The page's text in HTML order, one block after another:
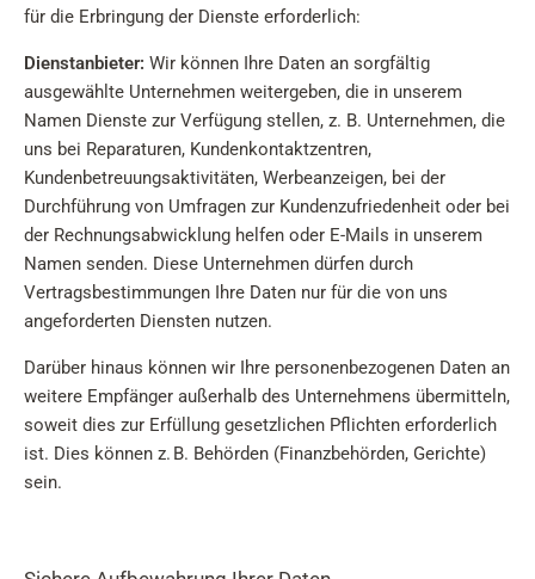
für die Erbringung der Dienste erforderlich:
Dienstanbieter: Wir können Ihre Daten an sorgfältig
ausgewählte Unternehmen weitergeben, die in unserem
Namen Dienste zur Verfügung stellen, z. B. Unternehmen, die
uns bei Reparaturen, Kundenkontaktzentren,
Kundenbetreuungsaktivitäten, Werbeanzeigen, bei der
Durchführung von Umfragen zur Kundenzufriedenheit oder bei
der Rechnungsabwicklung helfen oder E-Mails in unserem
Namen senden. Diese Unternehmen dürfen durch
Vertragsbestimmungen Ihre Daten nur für die von uns
angeforderten Diensten nutzen.
Darüber hinaus können wir Ihre personenbezogenen Daten an
weitere Empfänger außerhalb des Unternehmens übermitteln,
soweit dies zur Erfüllung gesetzlichen Pflichten erforderlich
ist. Dies können z. B. Behörden (Finanzbehörden, Gerichte)
sein.